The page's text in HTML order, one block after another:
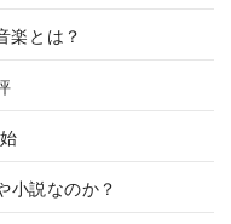
楽とは？
小説なのか？